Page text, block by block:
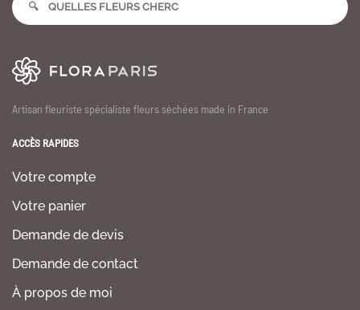
Artisan fleuriste spécialiste fleurs séchées made in France
ACCÈS RAPIDES
Votre compte
Votre panier
Demande de devis
Demande de contact
À propos de moi